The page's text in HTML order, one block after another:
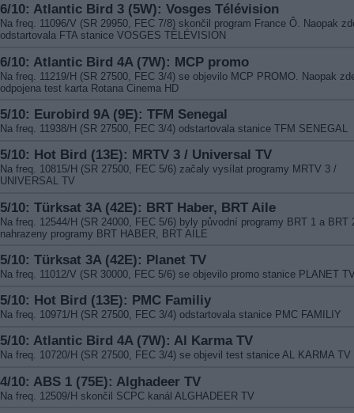
6/10: Atlantic Bird 3 (5W): Vosges Télévision
Na freq. 11096/V (SR 29950, FEC 7/8) skončil program France Ô. Naopak
odstartovala FTA stanice VOSGES TÉLÉVISION
6/10: Atlantic Bird 4A (7W): MCP promo
Na freq. 11219/H (SR 27500, FEC 3/4) se objevilo MCP PROMO. Naopak
odpojena test karta Rotana Cinema HD
5/10: Eurobird 9A (9E): TFM Senegal
Na freq. 11938/H (SR 27500, FEC 3/4) odstartovala stanice TFM SENEGAL
5/10: Hot Bird (13E): MRTV 3 / Universal TV
Na freq. 10815/H (SR 27500, FEC 5/6) začaly vysílat programy MRTV 3 /
UNIVERSAL TV
5/10: Türksat 3A (42E): BRT Haber, BRT Aile
Na freq. 12544/H (SR 24000, FEC 5/6) byly původní programy BRT 1 a BRT
nahrazeny programy BRT HABER, BRT AILE
5/10: Türksat 3A (42E): Planet TV
Na freq. 11012/V (SR 30000, FEC 5/6) se objevilo promo stanice PLANET
5/10: Hot Bird (13E): PMC Familiy
Na freq. 10971/H (SR 27500, FEC 3/4) odstartovala stanice PMC FAMILIY
5/10: Atlantic Bird 4A (7W): Al Karma TV
Na freq. 10720/H (SR 27500, FEC 3/4) se objevil test stanice AL KARMA TV
4/10: ABS 1 (75E): Alghadeer TV
Na freq. 12509/H skončil SCPC kanál ALGHADEER TV